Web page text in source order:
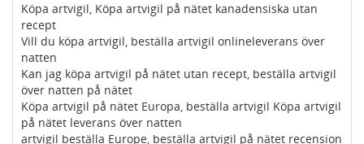
Köpa artvigil, Köpa artvigil på nätet kanadensiska utan
recept
Vill du köpa artvigil, beställa artvigil onlineleverans över
natten
Kan jag köpa artvigil på nätet utan recept, beställa artvigil
över natten på nätet
Köpa artvigil på nätet Europa, beställa artvigil Köpa artvigil
på nätet leverans över natten
artvigil beställa Europe, beställa artvigil på nätet recension